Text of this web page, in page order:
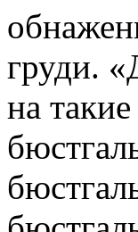
груди.
на